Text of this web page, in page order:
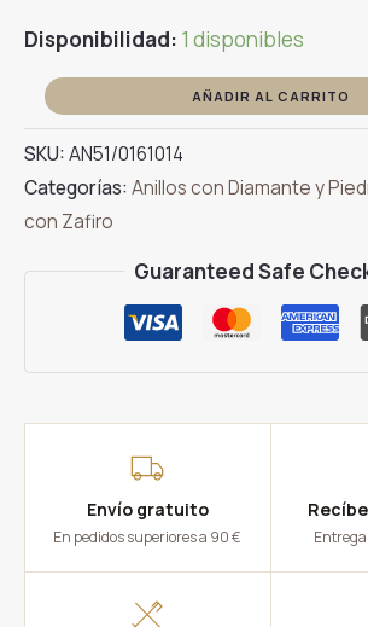
Disponibilidad: 1 disponibles
Anillo
Oro
Blanco
con
Diamantes
AÑADIR AL CARRITO
SKU:AN51/0161014
Categorías:Anillos con Diamante y
con Zafiro
Guaranteed Safe
Envío gratuito
En pedidos superiores a 90 €